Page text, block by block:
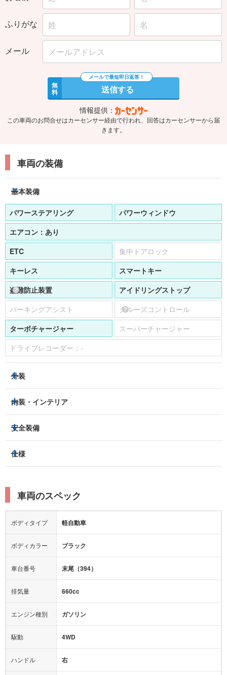
ふりがな
メール
無
料 送信する
情報提供：
この車両のお問合せはカーセンサー経由で行われ、回答はカーセンサーから届
きます。
車両の装備
基本装備
パワーステアリング
パワーウィンドウ
エアコン： あり
ETC
集中ドアロック
キーレス
スマートキー
盗難防止装置
アイドリングストップ
パーキングアシスト
クルーズコントロール
ターボチャージャー
スーパーチャージャー
ドライブレコーダー： -
外装
LEDヘッドライト
アルミホイール：あり
サンルーフ/ガラスルーフ
ルーフレール
エアロパーツ
ローダウン
内装・インテリア
3列シート
ベンチシート
パワーシート
シートヒーター
カーナビ：ナビ
ミュージックプレイヤー接続可
後席モニター
安全装備
トラクションコントロール
レーンキープアシスト
横滑り防止装置
衝突被害軽減プレーキ
カメラ：バック
エアバッグ：
4エアバッグ
衝撃緩和ヘッドレスト
サポカー
アクセル踏み間違い（誤発進）防止装置
アダプティブクルーズコントロール
ヒルディセントコントロール
仕様
車両のスペック
ボディタイプ 軽自動車
ボディカラー ブラック
車台番号 末尾（394）
排気量 660cc
エンジン種別 ガソリン
駆動 4WD
ハンドル 右